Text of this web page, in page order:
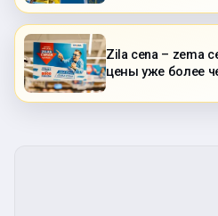
Zila cena – zema
цены уже более